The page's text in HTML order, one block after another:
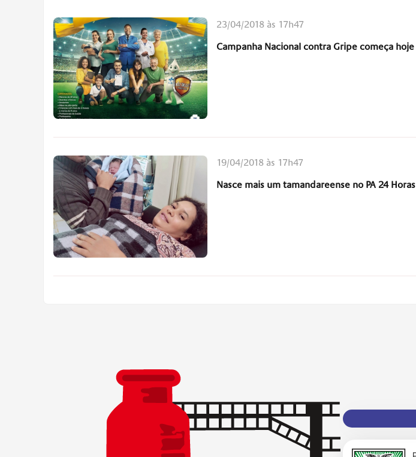
23/04/2018 às 17h47
Campanha Nacional contra Gripe começa hoje
19/04/2018 às 17h47
Nasce mais um tamandareense no PA 24 Horas